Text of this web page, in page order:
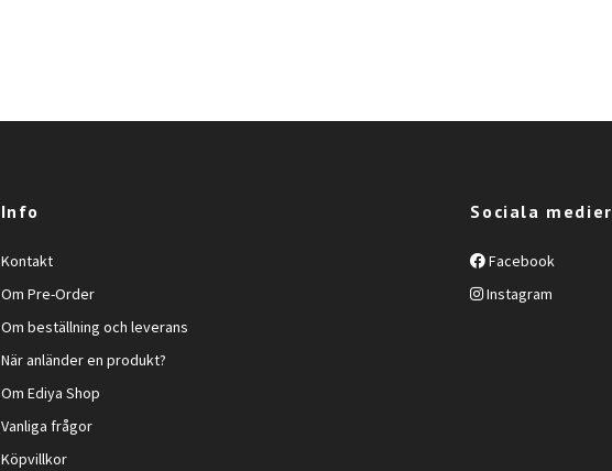
Info
Kontakt
Om Pre-Order
Om beställning och leverans
När anländer en produkt?
Om Ediya Shop
Vanliga frågor
Köpvillkor
Sociala medier
Facebook
Instagram